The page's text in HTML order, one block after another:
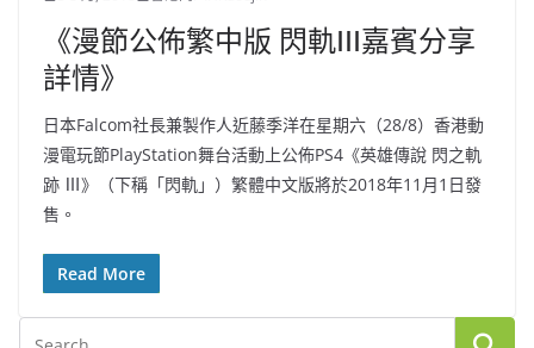
《漫節公佈繁中版 閃軌III嘉賓分享
詳情》
日本Falcom社長兼製作人近藤季洋在星期六（28/8）香港動
漫電玩節PlayStation舞台活動上公佈PS4《英雄傳說 閃之軌
跡 Ⅲ》（下稱「閃軌」）繁體中文版將於2018年11月1日發
售。
Read More